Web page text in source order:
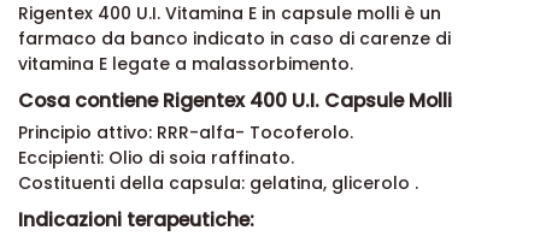
Rigentex 400 U.I. Vitamina E in capsule molli è un
farmaco da banco indicato in caso di carenze di
vitamina E legate a malassorbimento.
Cosa contiene Rigentex 400 U.I. Capsule Molli
Principio attivo: RRR-alfa- Tocoferolo.
Eccipienti: Olio di soia raffinato.
Costituenti della capsula: gelatina, glicerolo .
Indicazioni terapeutiche: